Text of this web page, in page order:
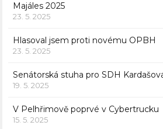
Majáles 2025
23. 5. 2025
Hlasoval jsem proti novému OPBH
23. 5. 2025
Senátorská stuha pro SDH
19. 5. 2025
V Pelhřimově poprvé v Cybertrucku
15. 5. 2025